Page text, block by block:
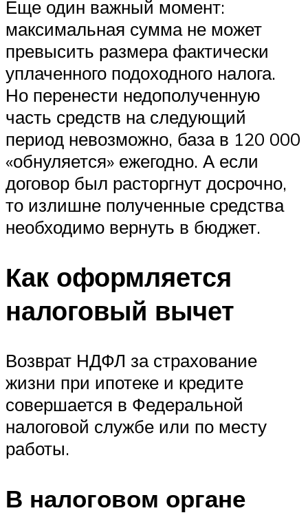
Еще один важный момент:
максимальная сумма не может
превысить размера фактически
уплаченного подоходного налога.
Но перенести недополученную
часть средств на следующий
период невозможно, база в 120 000
«обнуляется» ежегодно. А если
договор был расторгнут досрочно,
то излишне полученные средства
необходимо вернуть в бюджет.
Как оформляется
налоговый вычет
Возврат НДФЛ за страхование
жизни при ипотеке и кредите
совершается в Федеральной
налоговой службе или по месту
работы.
В налоговом органе